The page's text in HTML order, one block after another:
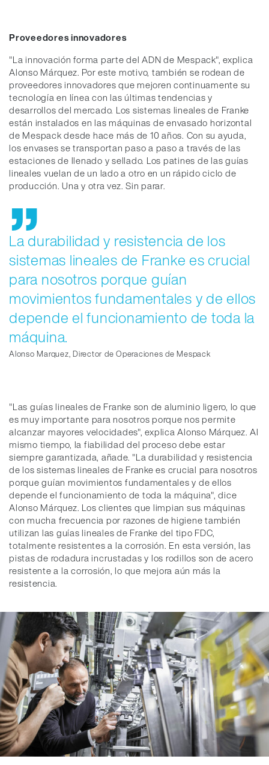
Proveedores innovadores
"La innovación forma parte del ADN de Mespack", explica
Alonso Márquez. Por este motivo, también se rodean de
proveedores innovadores que mejoren continuamente su
tecnología en línea con las últimas tendencias y
desarrollos del mercado. Los sistemas lineales de Franke
están instalados en las máquinas de envasado horizontal
de Mespack desde hace más de 10 años. Con su ayuda,
los envases se transportan paso a paso a través de las
estaciones de llenado y sellado. Los patines de las guías
lineales vuelan de un lado a otro en un rápido ciclo de
producción. Una y otra vez. Sin parar.
La durabilidad y resistencia de los
sistemas lineales de Franke es crucial
para nosotros porque guían
movimientos fundamentales y de ellos
depende el funcionamiento de toda la
máquina.
Alonso Marquez, Director de Operaciones de Mespack
"Las guías lineales de Franke son de aluminio ligero, lo que
es muy importante para nosotros porque nos permite
alcanzar mayores velocidades", explica Alonso Márquez. Al
mismo tiempo, la fiabilidad del proceso debe estar
siempre garantizada, añade. "La durabilidad y resistencia
de los sistemas lineales de Franke es crucial para nosotros
porque guían movimientos fundamentales y de ellos
depende el funcionamiento de toda la máquina", dice
Alonso Márquez. Los clientes que limpian sus máquinas
con mucha frecuencia por razones de higiene también
utilizan las guías lineales de Franke del tipo FDC,
totalmente resistentes a la corrosión. En esta versión, las
pistas de rodadura incrustadas y los rodillos son de acero
resistente a la corrosión, lo que mejora aún más la
resistencia.